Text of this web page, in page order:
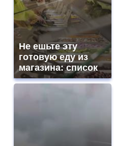
Не ешьте эту
готовую еду из
магазина: список